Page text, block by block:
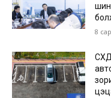
8